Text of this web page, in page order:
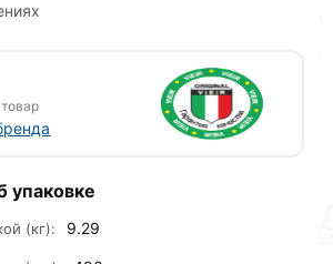
радиаторов применяется
в два этапа, что
равномерности окраски.
данной позиции, кликните
заказ». Также можете оформить
и цены на товар Радиатор
упаковке
(кг): 9.29